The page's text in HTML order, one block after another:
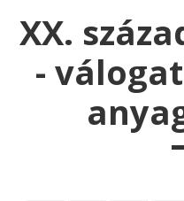
XX.
-